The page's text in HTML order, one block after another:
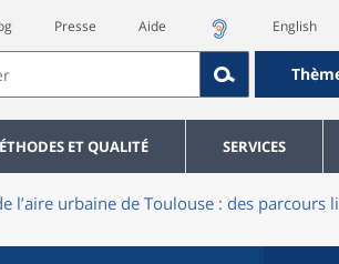
Presse Aide English
ET QUALITÉ SERVICES
l’aire urbaine de Toulouse : des parcours